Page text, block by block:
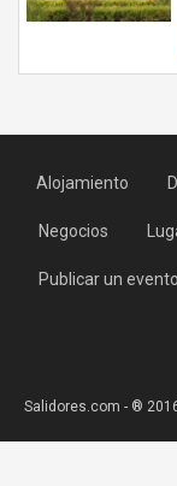
Alojamiento
Negocios
Publicar un evento
Salidores.com - ®